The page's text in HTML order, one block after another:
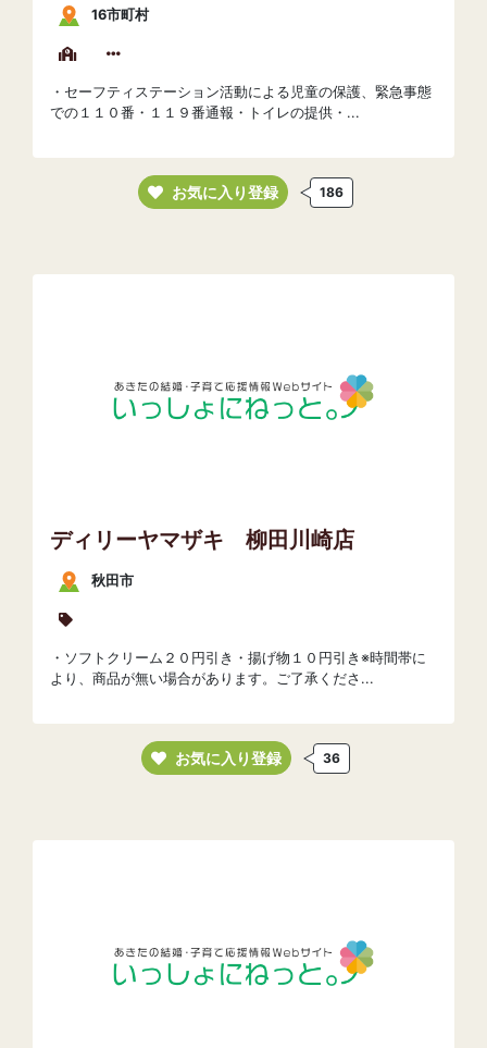
16市町村
・セーフティステーション活動による児童の保護、緊急事態
での１１０番・１１９番通報・トイレの提供・...
お気に入り登録 186
ディリーヤマザキ 柳田川崎店
秋田市
・ソフトクリーム２０円引き・揚げ物１０円引き※時間帯に
より、商品が無い場合があります。ご了承くださ...
お気に入り登録 36